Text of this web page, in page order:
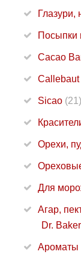
Глазури,
Посыпки
Cacao
Callebaut
Sicao (21)
Орехи,
Для
Агар,
Dr.
Ароматы